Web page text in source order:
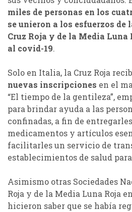
miles de personas en los
se unieron a los esfuerzos de
Cruz Roja y de la Media Luna
al covid-19.
Solo en Italia, la Cruz Roja
nuevas inscripciones en el
“El tiempo de la gentileza”,
para brindar ayuda a las
confinadas, a fin de
medicamentos y artículos
facilitarles un servicio de
establecimientos de salud
Asimismo otras Sociedades
Roja y de la Media Luna Roja
hicieron saber que se había